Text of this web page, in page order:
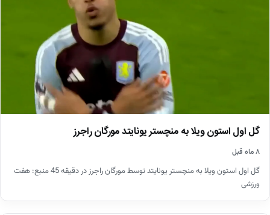
گل اول استون ویلا به منچستر یونایتد مورگان راجرز
۸ ماه قبل
گل اول استون ویلا به منچستر یونایتد توسط مورگان راجرز در دقیقه 45 منبع: هفت
ورزشی